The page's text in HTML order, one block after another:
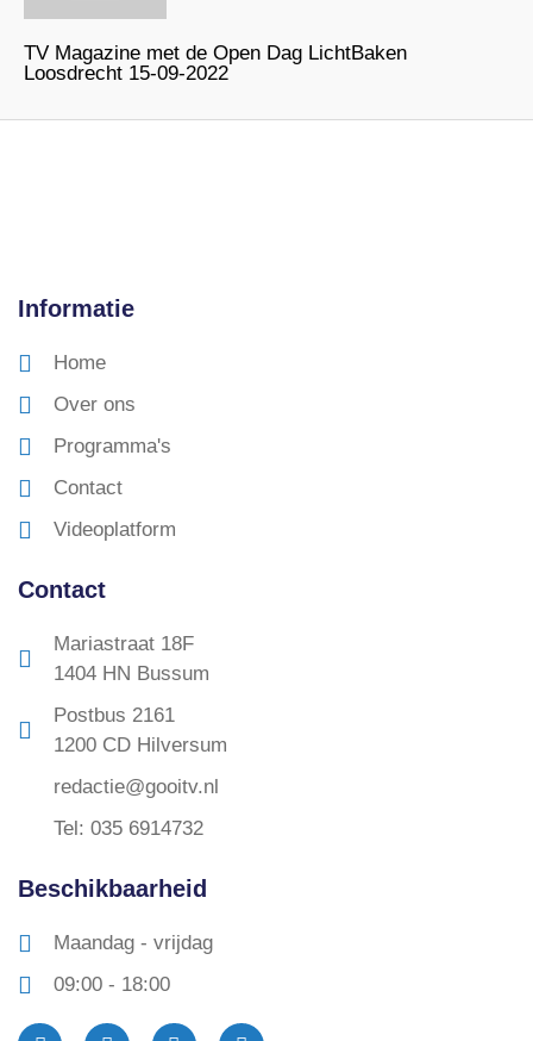
TV Magazine met de Open Dag LichtBaken
Loosdrecht 15-09-2022
Informatie
Home
Over ons
Programma's
Contact
Videoplatform
Contact
Mariastraat 18F
1404 HN Bussum
Postbus 2161
1200 CD Hilversum
redactie@gooitv.nl
Tel: 035 6914732
Beschikbaarheid
Maandag - vrijdag
09:00 - 18:00